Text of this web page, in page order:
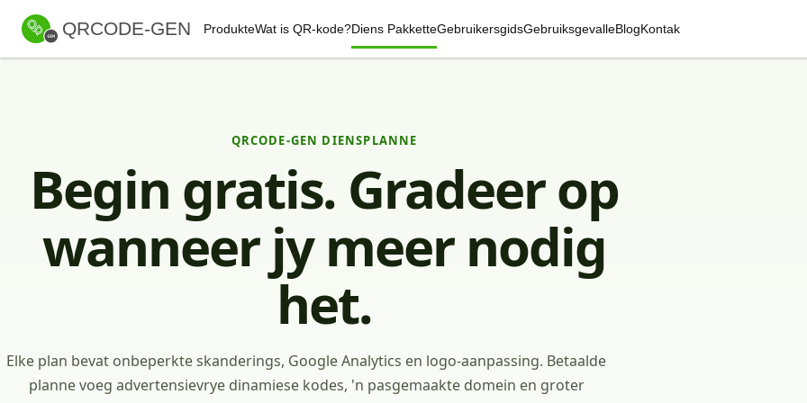
QRCODE-GEN ProdukteWat is QR-kode?Diens PakketteGebruikersgidsGebruiksgevalleBlogKontak
QRCODE-GEN DIENSPLANNE
Begin gratis. Gradeer op
wanneer jy meer nodig
het.
Elke plan bevat onbeperkte skanderings, Google Analytics en logo-aanpassing. Betaalde
planne voeg advertensievrye dinamiese kodes, 'n pasgemaakte domein en groter